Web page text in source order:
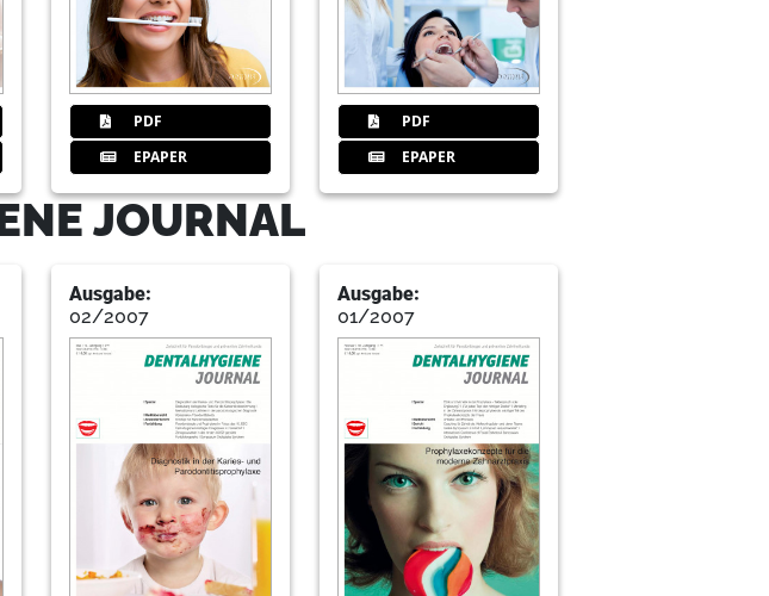
PDF
EPAPER
PDF
EPAPER
JOURNAL
Ausgabe:
02/2007
Ausgabe:
01/2007